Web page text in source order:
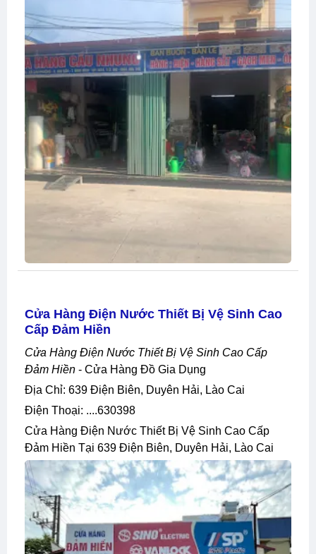
Cửa Hàng Điện Nước Thiết Bị Vệ Sinh Cao
Cấp Đảm Hiền
Cửa Hàng Điện Nước Thiết Bị Vệ Sinh Cao Cấp
Đảm Hiền - Cửa Hàng Đồ Gia Dụng
Địa Chỉ: 639 Điện Biên, Duyên Hải, Lào Cai
Điện Thoại: ....630398
Cửa Hàng Điện Nước Thiết Bị Vệ Sinh Cao Cấp
Đảm Hiền Tại 639 Điện Biên, Duyên Hải, Lào Cai